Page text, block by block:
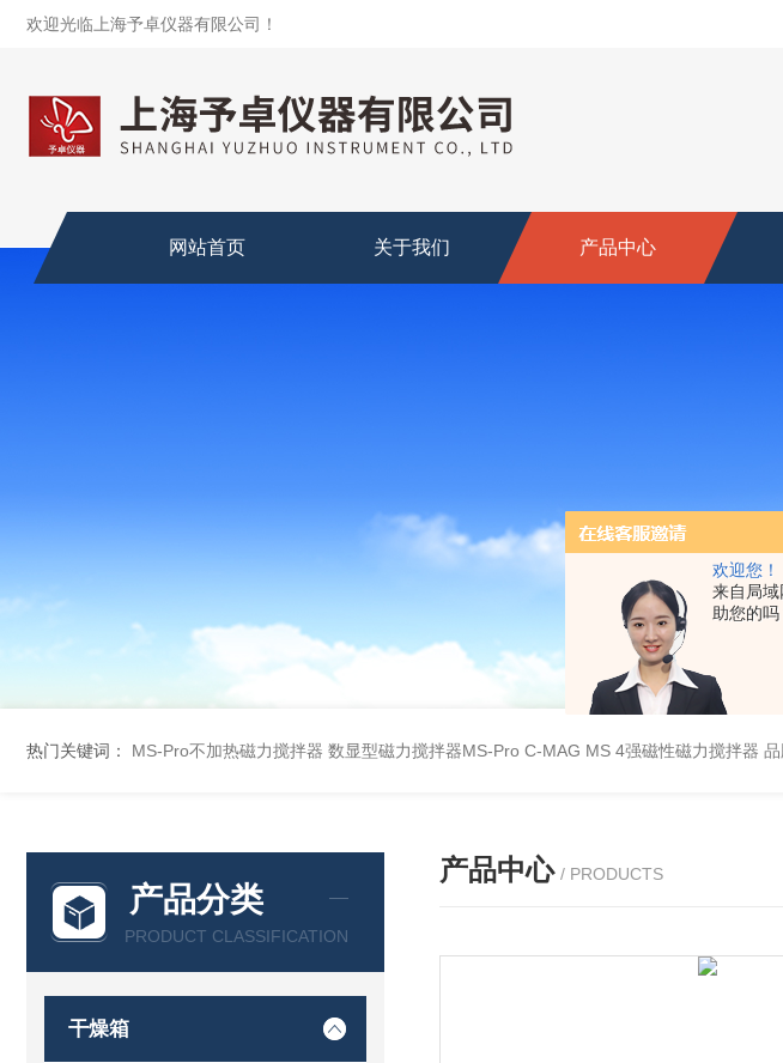
欢迎您！
来自局
助您的吗
欢迎光临上海予卓仪器有限公司！
网站首页 关于我们 产品中心
热门关键词： MS-Pro不加热磁力搅拌器 数显型磁力搅拌器MS-Pro C-MAG MS 4强磁性磁力搅拌器
产品分类
PRODUCT CLASSIFICATION
干燥箱
产品中心 / PRODUCTS